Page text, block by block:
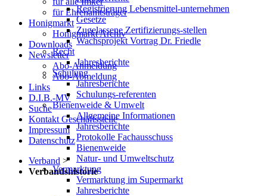
für Ehrenamtsträger
Honigmarkt
Honigmarkt Archiv
Downloads
Newsletter
Abo-Anmeldung
Abo-Abmeldung
Links
D.I.B.-MV
Suche
Kontakt Geschäftsstelle
Impressum
Datenschutz
Verband >
Verbandshistorie
Registrierung Lebensmittel-unternehmen
Gesetze
Zugelassene Zertifizierungs-stellen
Wachsprojekt Vortrag Dr. Friedle
Recht
Jahresberichte
Schulung
Jahresberichte
Schulungs-referenten
Bienenweide & Umwelt
Allgemeine Informationen
Jahresberichte
Protokolle Fachausschuss
Bienenweide
Natur- und Umweltschutz
Vermarktung
Vermarktung im Supermarkt
Jahresberichte